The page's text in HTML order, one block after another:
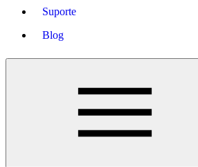
Suporte
Blog